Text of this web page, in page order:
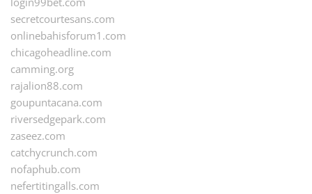
secretcourtesans.com
onlinebahisforum1.com
chicagoheadline.com
camming.org
rajalion88.com
goupuntacana.com
riversedgepark.com
zaseez.com
catchycrunch.com
nofaphub.com
nefertitingalls.com